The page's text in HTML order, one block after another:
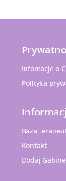
Infomacje o
Polityka
Baza
Kontakt
Dodaj